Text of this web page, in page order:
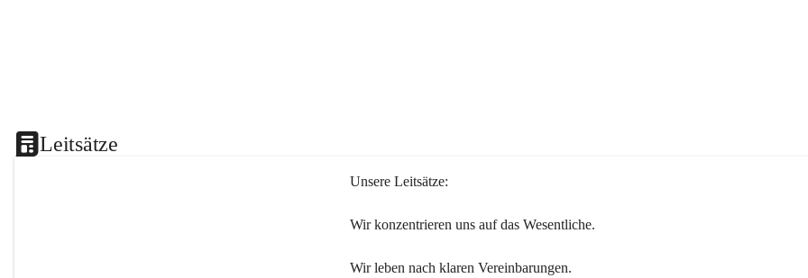
Leitsätze
Unsere Leitsätze:
Wir konzentrieren uns auf das Wesentliche.
Wir leben nach klaren Vereinbarungen.